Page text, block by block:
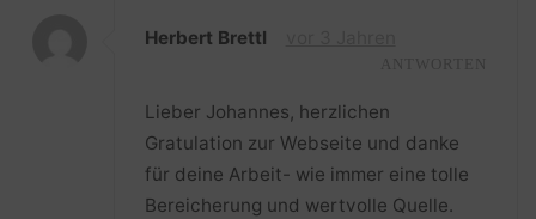
Herbert Brettl
Lieber Johannes, herzlichen
Gratulation zur Webseite und danke
für deine Arbeit- wie immer eine tolle
Bereicherung und wertvolle Quelle.